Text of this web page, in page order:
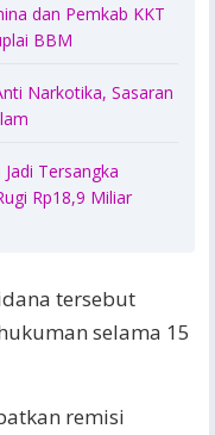
dan Pemkab KKT
BBM
Narkotika, Sasaran
Tersangka
Rp18,9 Miliar
tersebut
selama 15
remisi